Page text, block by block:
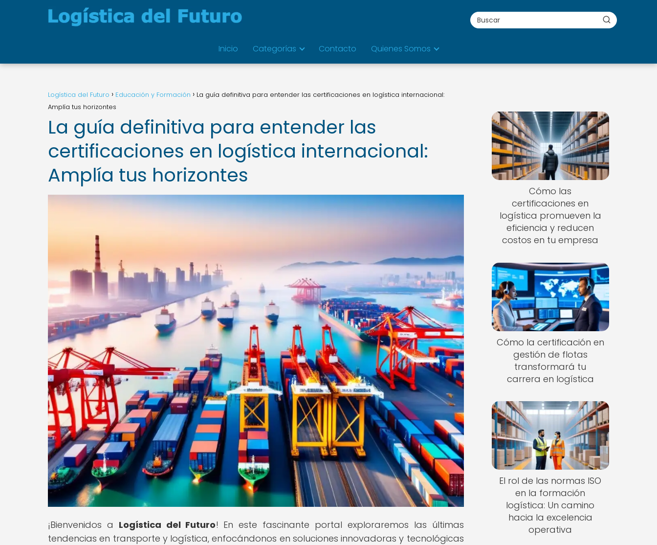
Inicio Categorías Contacto Quienes Somos
Logística del Futuro Educación y Formación
La guía definitiva para entender las certificaciones en logística internacional:
Amplía tus horizontes
La guía definitiva para entender las
certificaciones en logística internacional:
Amplía tus horizontes
¡Bienvenidos a Logística del Futuro! En este fascinante portal exploraremos las últimas
tendencias en transporte y logística, enfocándonos en soluciones innovadoras y tecnológicas
Cómo las
certificaciones en
logística promueven la
eficiencia y reducen
costos en tu empresa
Cómo la certificación en
gestión de flotas
transformará tu
carrera en logística
El rol de las normas ISO
en la formación
logística: Un camino
hacia la excelencia
operativa